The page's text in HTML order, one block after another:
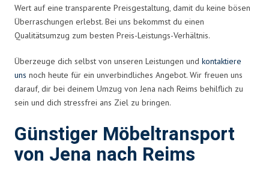
Wert auf eine transparente Preisgestaltung, damit du keine bösen
Überraschungen erlebst. Bei uns bekommst du einen
Qualitätsumzug zum besten Preis-Leistungs-Verhältnis.
Überzeuge dich selbst von unseren Leistungen und kontaktiere
uns noch heute für ein unverbindliches Angebot. Wir freuen uns
darauf, dir bei deinem Umzug von Jena nach Reims behilflich zu
sein und dich stressfrei ans Ziel zu bringen.
Günstiger Möbeltransport
von Jena nach Reims